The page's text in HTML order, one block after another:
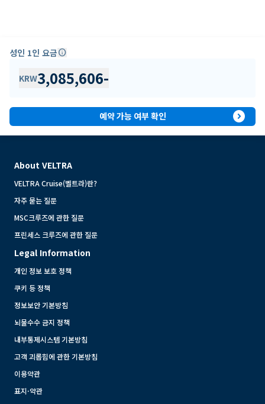
성인 1인 요금info
KRW3,085,606-
예약 가능 여부 확인 expand_circle_right
About VELTRA
VELTRA Cruise(벨트라)란?
자주 묻는 질문
MSC크루즈에 관한 질문
프린세스 크루즈에 관한 질문
Legal Information
개인 정보 보호 정책
쿠키 등 정책
정보보안 기본방침
뇌물수수 금지 정책
내부통제시스템 기본방침
고객 괴롭힘에 관한 기본방침
이용약관
표지·약관